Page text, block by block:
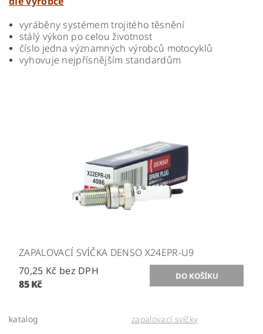
vyráběny systémem trojitého těsnění
stálý výkon po celou životnost
číslo jedna významných výrobců motocyklů
vyhovuje nejpřísnějším standardům
ZAPALOVACÍ SVÍČKA DENSO X24EPR-U9
70,25 Kč bez DPH
85 Kč
katalog zapalovací svíčky